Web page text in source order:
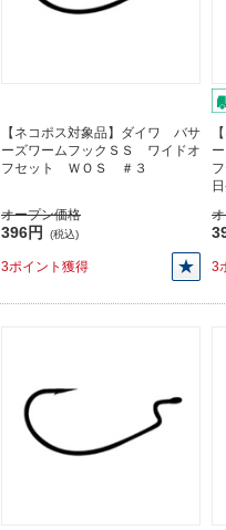
【ネコポス対象品】ダイワ バサ
ーズワームフックＳＳ ワイドオ
フセット ＷＯＳ ＃３
オープン価格
396円 (税込)
3ポイント獲得 3